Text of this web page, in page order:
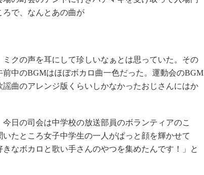
で、なんとあの曲が
クの声を耳にして珍しいなぁとは思っていた。その
中のBGMはほぼボカロ曲一色だった。運動会のBGM
曲のアレンジ版くらいしかなかったおじさんにはか
日の司会は中学校の放送部員のボランティアのこ
たところ女子中学生の一人がぱっと顔を輝かせて
きなボカロと歌い手さんのやつを集めたんです！」と